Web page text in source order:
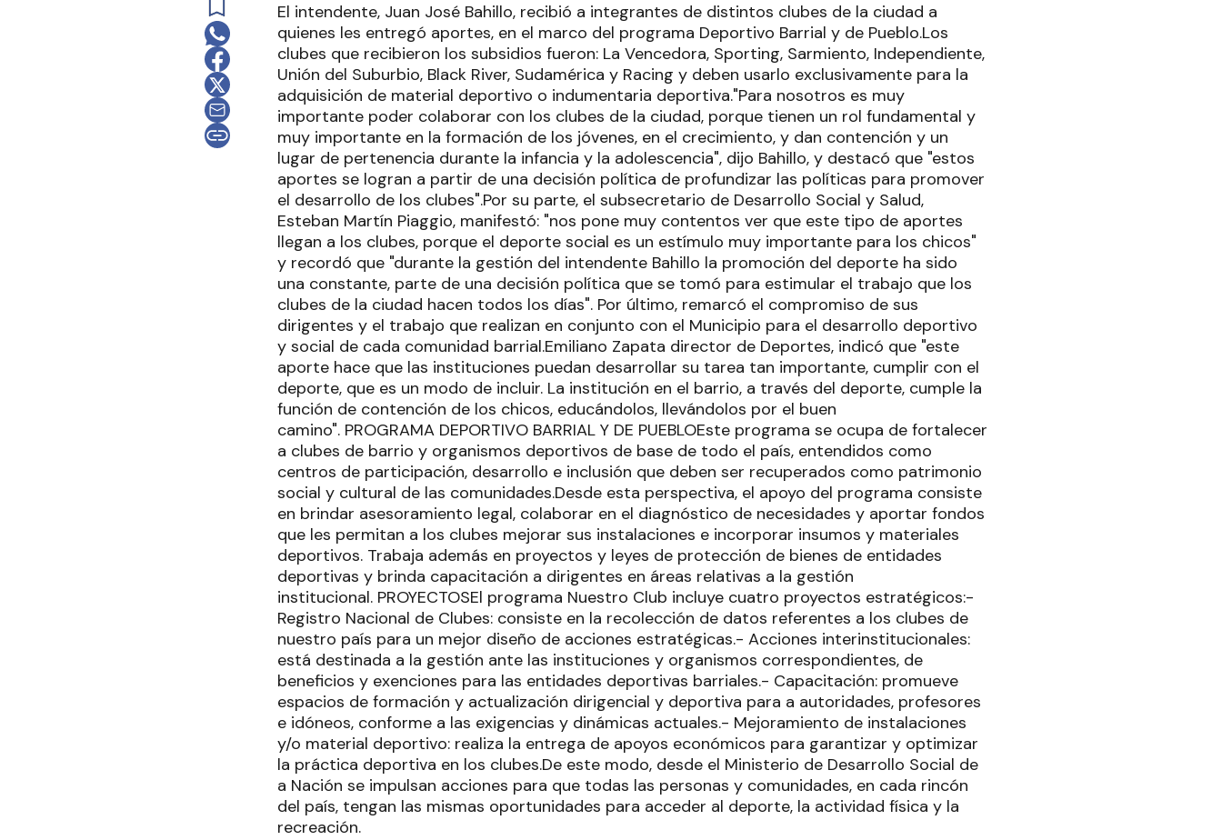
El intendente, Juan José Bahillo, recibió a integrantes de distintos clubes de la ciudad a
quienes les entregó aportes, en el marco del programa Deportivo Barrial y de Pueblo.Los
clubes que recibieron los subsidios fueron: La Vencedora, Sporting, Sarmiento, Independiente,
Unión del Suburbio, Black River, Sudamérica y Racing y deben usarlo exclusivamente para la
adquisición de material deportivo o indumentaria deportiva."Para nosotros es muy
importante poder colaborar con los clubes de la ciudad, porque tienen un rol fundamental y
muy importante en la formación de los jóvenes, en el crecimiento, y dan contención y un
lugar de pertenencia durante la infancia y la adolescencia", dijo Bahillo, y destacó que "estos
aportes se logran a partir de una decisión política de profundizar las políticas para promover
el desarrollo de los clubes".Por su parte, el subsecretario de Desarrollo Social y Salud,
Esteban Martín Piaggio, manifestó: "nos pone muy contentos ver que este tipo de aportes
llegan a los clubes, porque el deporte social es un estímulo muy importante para los chicos"
y recordó que "durante la gestión del intendente Bahillo la promoción del deporte ha sido
una constante, parte de una decisión política que se tomó para estimular el trabajo que los
clubes de la ciudad hacen todos los días". Por último, remarcó el compromiso de sus
dirigentes y el trabajo que realizan en conjunto con el Municipio para el desarrollo deportivo
y social de cada comunidad barrial.Emiliano Zapata director de Deportes, indicó que "este
aporte hace que las instituciones puedan desarrollar su tarea tan importante, cumplir con el
deporte, que es un modo de incluir. La institución en el barrio, a través del deporte, cumple la
función de contención de los chicos, educándolos, llevándolos por el buen
camino". PROGRAMA DEPORTIVO BARRIAL Y DE PUEBLOEste programa se ocupa de fortalecer
a clubes de barrio y organismos deportivos de base de todo el país, entendidos como
centros de participación, desarrollo e inclusión que deben ser recuperados como patrimonio
social y cultural de las comunidades.Desde esta perspectiva, el apoyo del programa consiste
en brindar asesoramiento legal, colaborar en el diagnóstico de necesidades y aportar fondos
que les permitan a los clubes mejorar sus instalaciones e incorporar insumos y materiales
deportivos. Trabaja además en proyectos y leyes de protección de bienes de entidades
deportivas y brinda capacitación a dirigentes en áreas relativas a la gestión
institucional. PROYECTOSEl programa Nuestro Club incluye cuatro proyectos estratégicos:-
Registro Nacional de Clubes: consiste en la recolección de datos referentes a los clubes de
nuestro país para un mejor diseño de acciones estratégicas.- Acciones interinstitucionales:
está destinada a la gestión ante las instituciones y organismos correspondientes, de
beneficios y exenciones para las entidades deportivas barriales.- Capacitación: promueve
espacios de formación y actualización dirigencial y deportiva para a autoridades, profesores
e idóneos, conforme a las exigencias y dinámicas actuales.- Mejoramiento de instalaciones
y/o material deportivo: realiza la entrega de apoyos económicos para garantizar y optimizar
la práctica deportiva en los clubes.De este modo, desde el Ministerio de Desarrollo Social de
a Nación se impulsan acciones para que todas las personas y comunidades, en cada rincón
del país, tengan las mismas oportunidades para acceder al deporte, la actividad física y la
recreación.